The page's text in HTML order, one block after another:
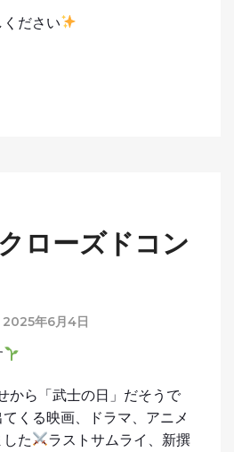
ださい
ローズドコン
2025年6月4日
から「武士の日」だそうで
くる映画、ドラマ、アニメ
た
ラストサムライ、新撰